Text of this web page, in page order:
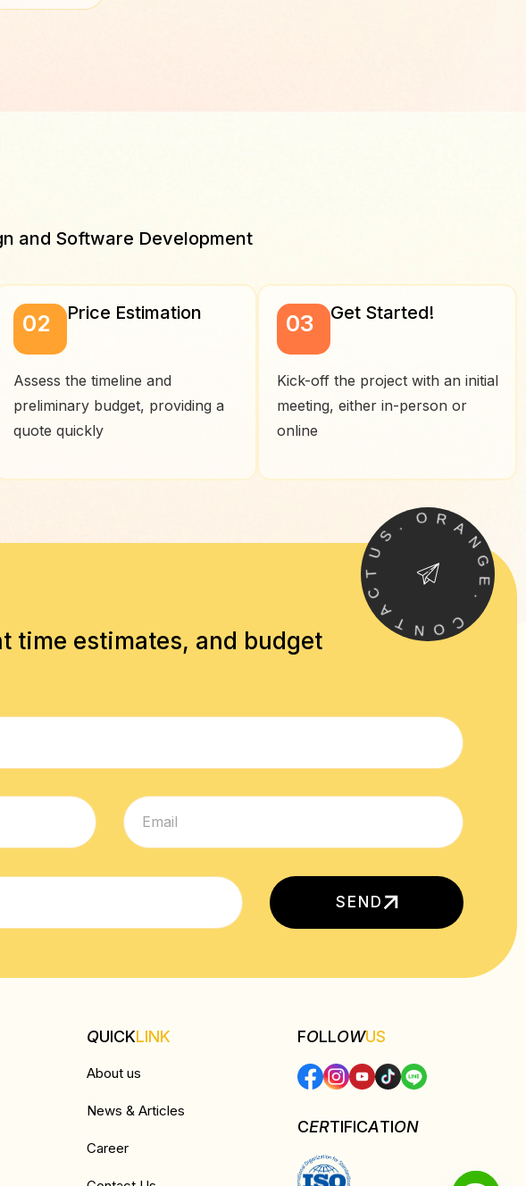
and Software Development
02 Price Estimation
Assess the timeline and
preliminary budget, providing a
quote quickly
03 Get Started!
Kick-off the project with an initial
meeting, either in-person or
online
time estimates, and budget
C
O
N
T
A
C
T
U S . O
R
A
N
G
E
.
SEND
QUICKLINK
About us
News & Articles
Career
FOLLOWUS
CERTIFICATION